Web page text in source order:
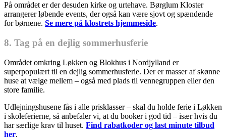
På området er der desuden kirke og urtehave. Børglum Kloster
arrangerer løbende events, der også kan være sjovt og spændende
for børnene. Se mere på klostrets hjemmeside.
8. Tag på en dejlig sommerhusferie
Området omkring Løkken og Blokhus i Nordjylland er
superpopulært til en dejlig sommerhusferie. Der er masser af skønne
huse at vælge mellem – også med plads til vennegruppen eller den
store familie.
Udlejningshusene fås i alle prisklasser – skal du holde ferie i Løkken
i skoleferierne, så anbefaler vi, at du booker i god tid – især hvis du
har særlige krav til huset. Find rabatkoder og last minute tilbud
her.